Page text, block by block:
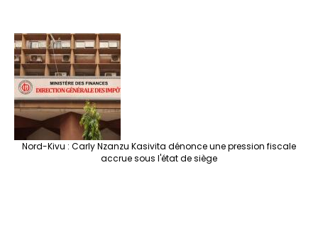
Nord-Kivu : Carly Nzanzu Kasivita dénonce une pression fiscale
accrue sous l'état de siège